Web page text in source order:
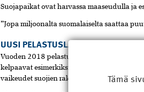
Suojapaikat ovat harvassa maaseudulla ja
”Jopa miljoonalta suomalaiselta saattaa
UUSI PELASTUSLAKI ANTAA PALJON
Vuoden 2018 pelastuslaki mahdollistaa
kelpaavat esimerkiksi tavanomaista
vaikeudet suojien rakentamisessa.Tämä